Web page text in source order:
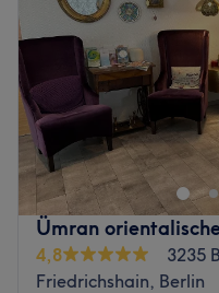
Ümran
4,8
3235
Friedrichshain, Berlin